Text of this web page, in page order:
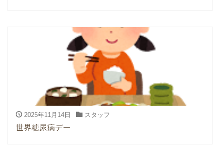
2025年11月14日 スタッフ
世界糖尿病デー